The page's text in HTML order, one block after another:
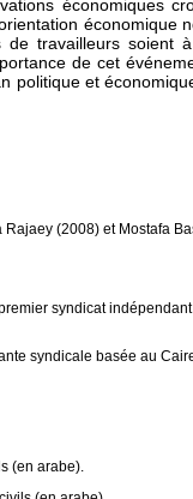
économiques
économique
travailleurs soient
de cet
politique et
(2008) et Mostafa
syndicat
syndicale basée au
(en arabe).